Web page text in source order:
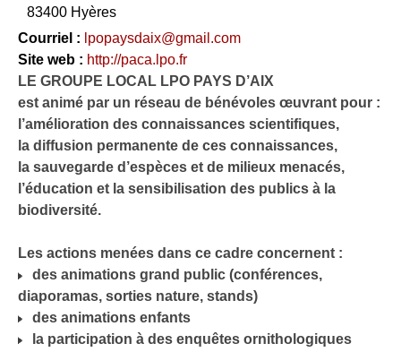
83400 Hyères
Courriel : lpopaysdaix@gmail.com
Site web : http://paca.lpo.fr
LE GROUPE LOCAL LPO PAYS D’AIX
est animé par un réseau de bénévoles œuvrant pour :
l’amélioration des connaissances scientifiques,
la diffusion permanente de ces connaissances,
la sauvegarde d’espèces et de milieux menacés,
l’éducation et la sensibilisation des publics à la
biodiversité.
Les actions menées dans ce cadre concernent :
des animations grand public (conférences,
diaporamas, sorties nature, stands)
des animations enfants
la participation à des enquêtes ornithologiques